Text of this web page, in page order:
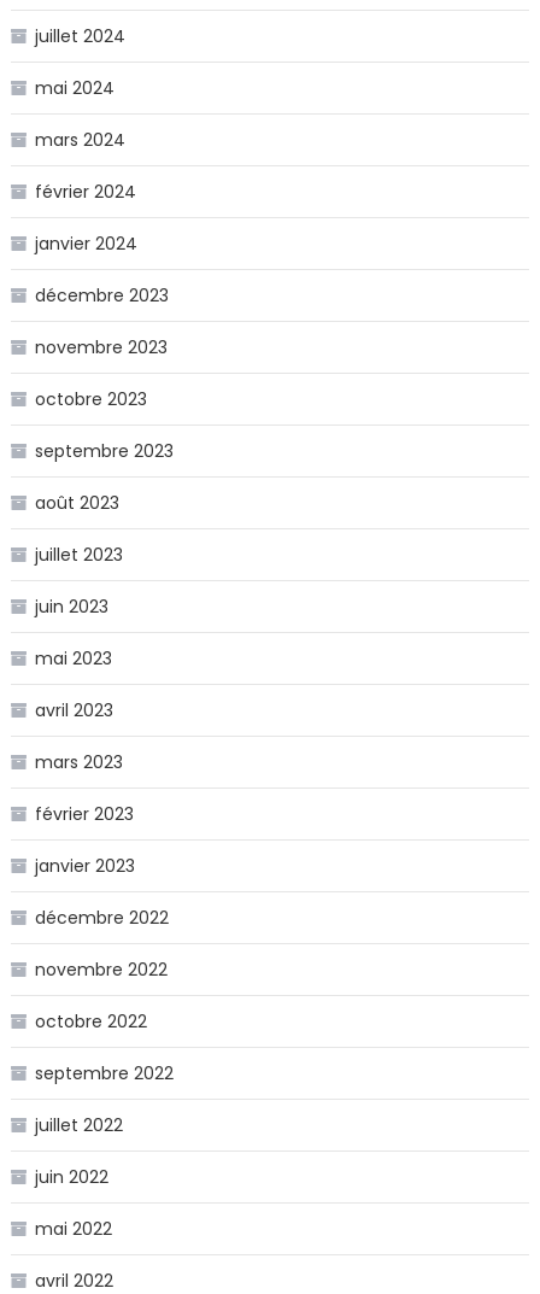
juillet 2024
mai 2024
mars 2024
février 2024
janvier 2024
décembre 2023
novembre 2023
octobre 2023
septembre 2023
août 2023
juillet 2023
juin 2023
mai 2023
avril 2023
mars 2023
février 2023
janvier 2023
décembre 2022
novembre 2022
octobre 2022
septembre 2022
juillet 2022
juin 2022
mai 2022
avril 2022